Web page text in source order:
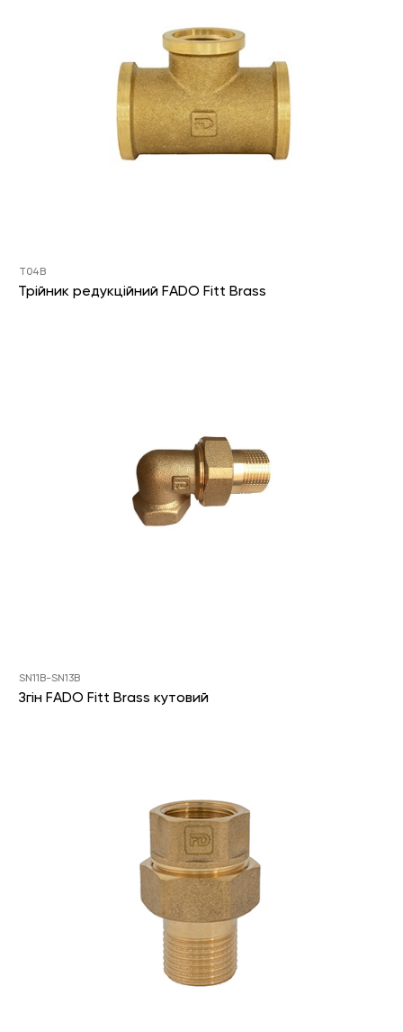
T04B
Трійник редукційний FADO Fitt Brass
SN11B-SN13B
Згін FADO Fitt Brass кутовий